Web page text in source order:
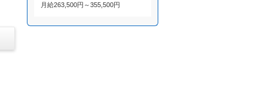
月給263,500円～355,500円